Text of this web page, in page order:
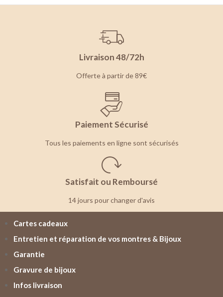
Livraison 48/72h
Offerte à partir de 89€
Paiement Sécurisé
Tous les paiements en ligne sont sécurisés
Satisfait ou Remboursé
14 jours pour changer d'avis
Cartes cadeaux
Entretien et réparation de vos montres & Bijoux
Garantie
Gravure de bijoux
Infos livraison